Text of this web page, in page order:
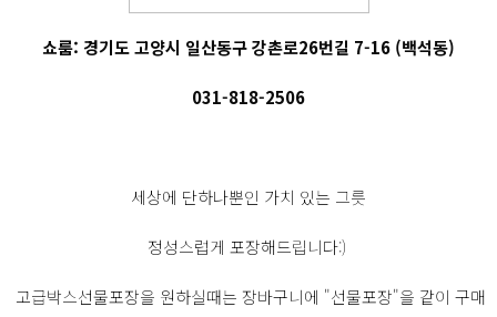
쇼룸: 경기도 고양시 일산동구 강촌로26번길 7-16 (백석동)
031-818-2506
세상에 단하나뿐인 가치 있는 그릇
정성스럽게 포장해드립니다:)
고급박스선물포장을 원하실때는 장바구니에 "선물포장"을 같이 구매